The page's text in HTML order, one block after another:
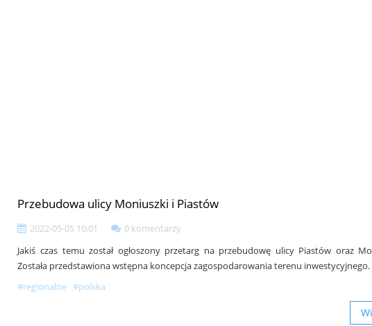
Przebudowa ulicy Moniuszki i Piastów
2022-05-05 10:01
0 komentarzy
Jakiś czas temu został ogłoszony przetarg na przebudowę ulicy Piastów oraz
Została przedstawiona wstępna koncepcja zagospodarowania terenu inwestycyjnego.
#regionalne #polska